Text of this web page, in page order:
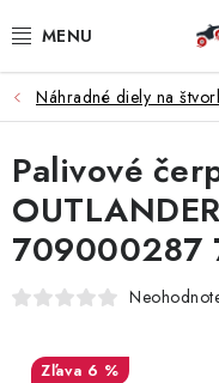
na
PNEUMATIKY
DISKY
ROZŠIROVACIE
NÁHRADNÉ DIELY NA
OCHRANNÉ RÁMY
Náhradné diely na
Palivové
709000287
6 %